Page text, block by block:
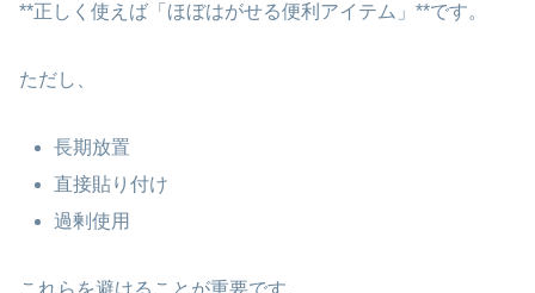
**正しく使えば「ほぼはがせる便利アイテム」**です。
ただし、
長期放置
直接貼り付け
過剰使用
これらを避けることが重要です。